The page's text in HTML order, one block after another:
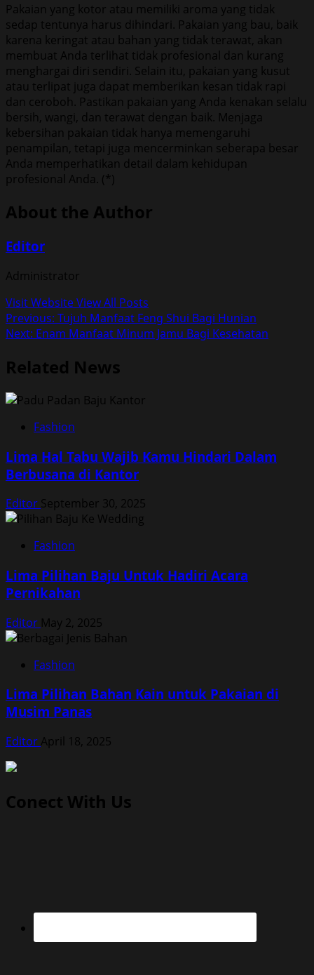
Pakaian yang kotor atau memiliki aroma yang tidak
sedap tentunya harus dihindari. Pakaian yang bau, baik
karena keringat atau bahan yang tidak terawat, akan
membuat Anda terlihat tidak profesional dan kurang
menghargai diri sendiri. Selain itu, pakaian yang kusut
atau terlipat juga dapat memberikan kesan tidak rapi
dan ceroboh. Pastikan pakaian yang Anda kenakan selalu
bersih, wangi, dan terawat dengan baik. Menjaga
kebersihan pakaian tidak hanya memengaruhi
penampilan, tetapi juga mencerminkan seberapa besar
Anda memperhatikan detail dalam kehidupan
profesional Anda. (*)
About the Author
Editor
Administrator
Visit WebsiteView All Posts
Post
navigation
Previous: Tujuh Manfaat Feng Shui Bagi Hunian
Next: Enam Manfaat Minum Jamu Bagi Kesehatan
Related News
Fashion
Lima Hal Tabu Wajib Kamu Hindari Dalam
Berbusana di Kantor
Editor September 30, 2025
Fashion
Lima Pilihan Baju Untuk Hadiri Acara
Pernikahan
Editor May 2, 2025
Fashion
Lima Pilihan Bahan Kain untuk Pakaian di
Musim Panas
Editor April 18, 2025
Conect With Us